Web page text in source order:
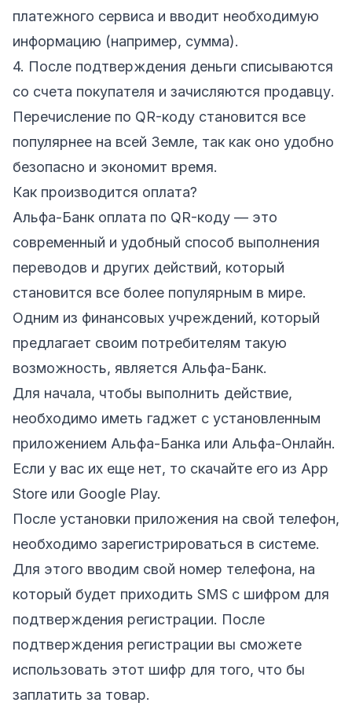
платежного сервиса и вводит необходимую
информацию (например, сумма).
4. После подтверждения деньги списываются
со счета покупателя и зачисляются продавцу.
Перечисление по QR-коду становится все
популярнее на всей Земле, так как оно удобно
безопасно и экономит время.
Как производится оплата?
Альфа-Банк оплата по QR-коду — это
современный и удобный способ выполнения
переводов и других действий, который
становится все более популярным в мире.
Одним из финансовых учреждений, который
предлагает своим потребителям такую
возможность, является Альфа-Банк.
Для начала, чтобы выполнить действие,
необходимо иметь гаджет с установленным
приложением Альфа-Банка или Альфа-Онлайн.
Если у вас их еще нет, то скачайте его из App
Store или Google Play.
После установки приложения на свой телефон,
необходимо зарегистрироваться в системе.
Для этого вводим свой номер телефона, на
который будет приходить SMS с шифром для
подтверждения регистрации. После
подтверждения регистрации вы сможете
использовать этот шифр для того, что бы
заплатить за товар.